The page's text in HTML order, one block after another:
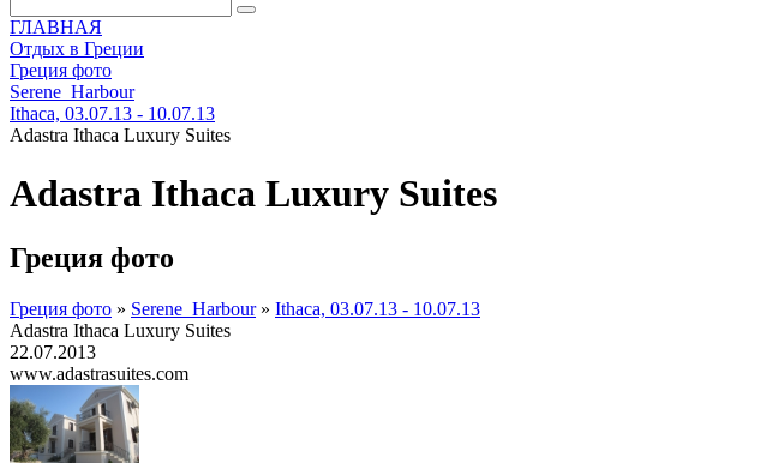
ГЛАВНАЯ
Отдых в Греции
Греция фото
Serene_Harbour
Ithaca, 03.07.13 - 10.07.13
Adastra Ithaca Luxury Suites
Adastra Ithaca Luxury Suites
Греция фото
Греция фото » Serene_Harbour » Ithaca, 03.07.13 - 10.07.13
Adastra Ithaca Luxury Suites
22.07.2013
www.adastrasuites.com